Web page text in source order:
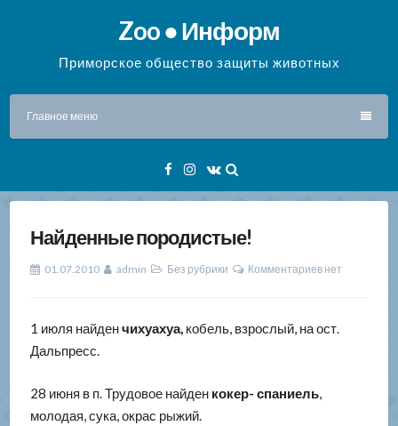
содержимому
Zoo ● Информ
Приморское общество защиты животных
Главное меню
Facebook
Instagram
VK
Найденные породистые!
01.07.2010 admin Без рубрики Комментариев нет
1 июля найденчихуахуа,кобель, взрослый, на ост.
Дальпресс.
28 июня в п. Трудовое найден кокер- спаниель,
молодая, сука, окрас рыжий.